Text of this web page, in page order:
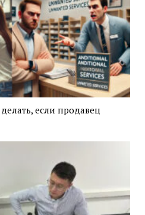
если продавец